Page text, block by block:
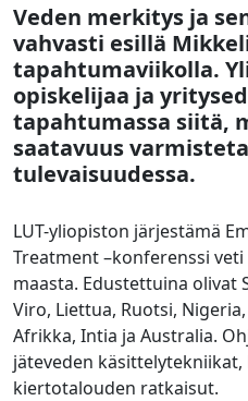
Veden merkitys ja
vahvasti esillä
tapahtumaviikolla.
opiskelijaa ja
tapahtumassa siitä,
saatavuus
tulevaisuudessa.
LUT-yliopiston järjestämä
Treatment –konferenssi
maasta. Edustettuina olivat
Viro, Liettua, Ruotsi,
Afrikka, Intia ja Australia.
jäteveden
kiertotalouden ratkaisut.